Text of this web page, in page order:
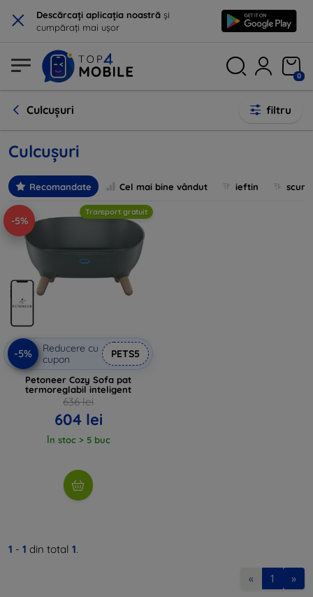
× Descărcați aplicația noastră și
cumpărați mai ușor
0
Culcușuri filtru
Culcușuri
Recomandate Cel mai bine vândut ieftin
-5%
Transport gratuit
-5%
Reducere cu
cupon
PETS5
Petoneer Cozy Sofa pat
termoreglabil inteligent
636 lei
604 lei
În stoc > 5 buc
1 - 1 din total 1.
« 1 »